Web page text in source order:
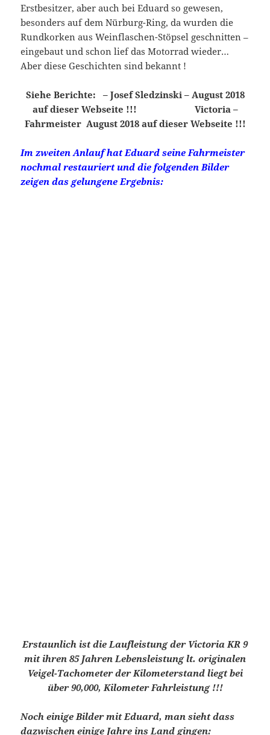
Erstbesitzer, aber auch bei Eduard so gewesen,
besonders auf dem Nürburg-Ring, da wurden die
Rundkorken aus Weinflaschen-Stöpsel geschnitten –
eingebaut und schon lief das Motorrad wieder…
Aber diese Geschichten sind bekannt !
Siehe Berichte: – Josef Sledzinski – August 2018
auf dieser Webseite !!! Victoria –
Fahrmeister August 2018 auf dieser Webseite !!!
Im zweiten Anlauf hat Eduard seine Fahrmeister
nochmal restauriert und die folgenden Bilder
zeigen das gelungene Ergebnis:
Oder das Bergrennen – Nals / Südtirol…